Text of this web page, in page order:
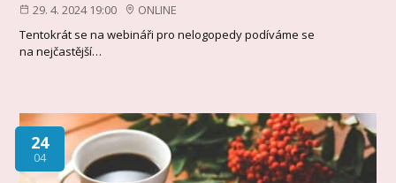
29. 4. 2024 19:00
ONLINE
Tentokrát se na webináři pro nelogopedy podíváme se
na nejčastější…
24
04